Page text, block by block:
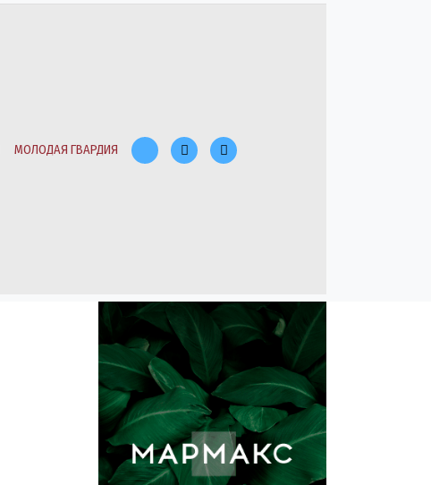
МОЛОДАЯ ГВАРДИЯ